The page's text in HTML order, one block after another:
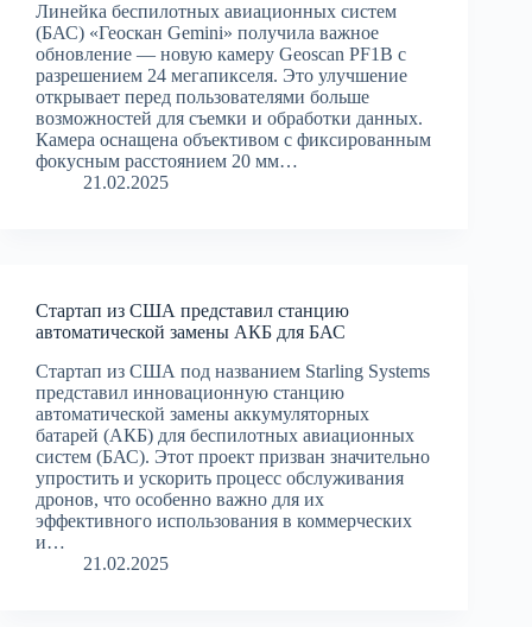
Линейка беспилотных авиационных систем
(БАС) «Геоскан Gemini» получила важное
обновление — новую камеру Geoscan PF1B с
разрешением 24 мегапикселя. Это улучшение
открывает перед пользователями больше
возможностей для съемки и обработки данных.
Камера оснащена объективом с фиксированным
фокусным расстоянием 20 мм…
21.02.2025
Стартап из США представил станцию
автоматической замены АКБ для БАС
Стартап из США под названием Starling Systems
представил инновационную станцию
автоматической замены аккумуляторных
батарей (АКБ) для беспилотных авиационных
систем (БАС). Этот проект призван значительно
упростить и ускорить процесс обслуживания
дронов, что особенно важно для их
эффективного использования в коммерческих
и…
21.02.2025